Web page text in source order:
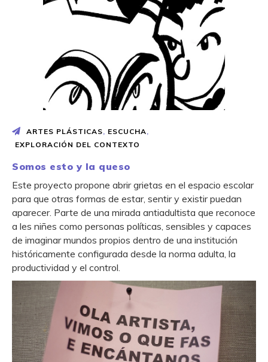
ARTES PLÁSTICAS, ESCUCHA,
EXPLORACIÓN DEL CONTEXTO
Somos esto y la queso
Este proyecto propone abrir grietas en el espacio escolar
para que otras formas de estar, sentir y existir puedan
aparecer. Parte de una mirada antiadultista que reconoce
a les niñes como personas políticas, sensibles y capaces
de imaginar mundos propios dentro de una institución
históricamente configurada desde la norma adulta, la
productividad y el control.